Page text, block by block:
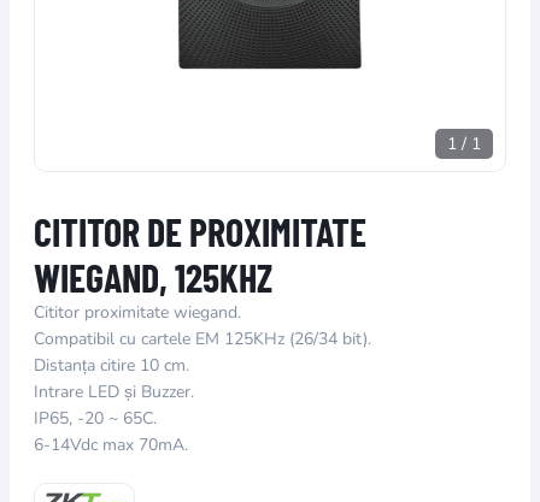
1 / 1
CITITOR DE PROXIMITATE
WIEGAND, 125KHZ
Cititor proximitate wiegand.
Compatibil cu cartele EM 125KHz (26/34 bit).
Distanța citire 10 cm.
Intrare LED și Buzzer.
IP65, -20 ~ 65C.
6-14Vdc max 70mA.